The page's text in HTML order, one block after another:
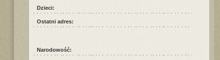
Dzieci:
Ostatni adres:
Narodowość: